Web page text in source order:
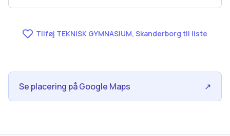
Tilføj TEKNISK GYMNASIUM, Skanderborg til liste
Se placering på Google Maps ↗